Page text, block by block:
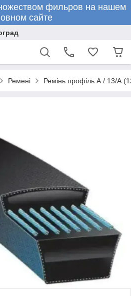
фильров на нашем
сайте
Ремені Ремінь профіль А / 13/А